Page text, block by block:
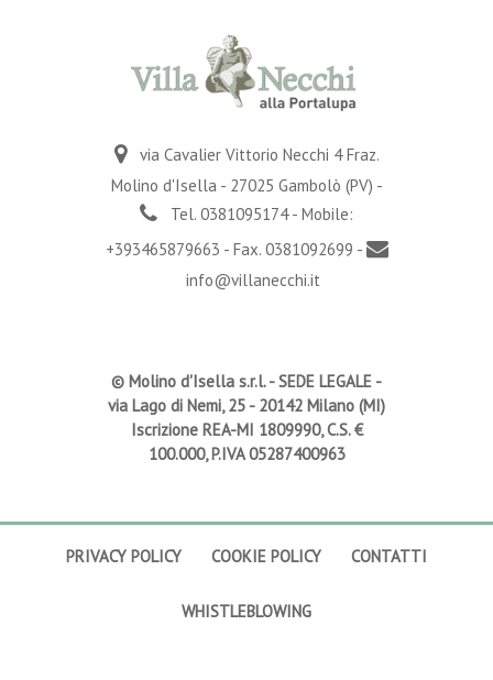
via Cavalier Vittorio Necchi 4 Fraz.
Molino d'Isella - 27025 Gambolò (PV) -
Tel. 0381095174 - Mobile:
+393465879663 - Fax. 0381092699 -
info@villanecchi.it
© Molino d'Isella s.r.l. -SEDE LEGALE -
via Lago di Nemi, 25 - 20142 Milano (MI)
Iscrizione REA-MI 1809990, C.S. €
100.000, P.IVA 05287400963
PRIVACY POLICY COOKIE POLICY CONTATTI
WHISTLEBLOWING